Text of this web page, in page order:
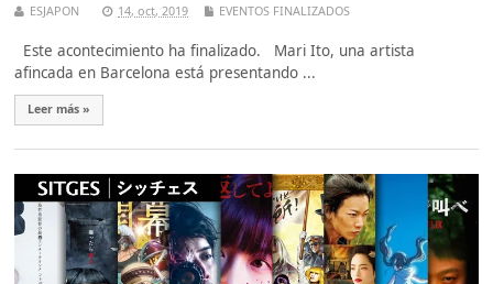
ESJAPON 14, oct, 2019 EVENTOS FINALIZADOS
Este acontecimiento ha finalizado. Mari Ito, una artista
afincada en Barcelona está presentando ...
Leer más »